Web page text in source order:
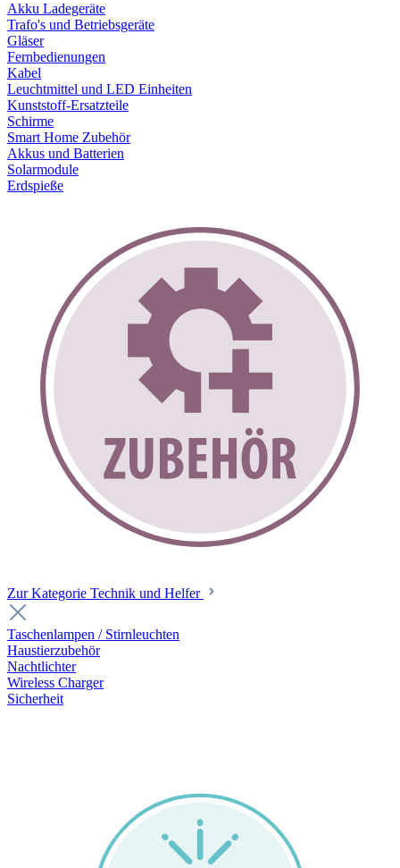
Akku Ladegeräte
Trafo's und Betriebsgeräte
Gläser
Fernbedienungen
Kabel
Leuchtmittel und LED Einheiten
Kunststoff-Ersatzteile
Schirme
Smart Home Zubehör
Akkus und Batterien
Solarmodule
Erdspieße
Zur Kategorie Technik und Helfer
Taschenlampen / Stirnleuchten
Haustierzubehör
Nachtlichter
Wireless Charger
Sicherheit